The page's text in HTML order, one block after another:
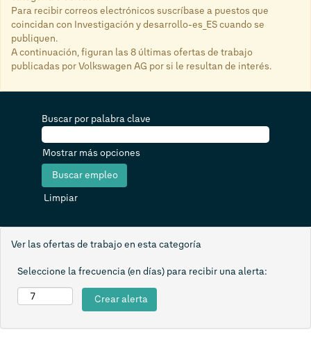
Para recibir correos electrónicos suscríbase a puestos que
coincidan con Investigación y desarrollo-es_ES cuando se
publiquen.
A continuación, figuran las 8 últimas ofertas de trabajo
publicadas por Volkswagen AG por si le resultan de interés.
Buscar por palabra clave
Mostrar más opciones
Limpiar
Ver las ofertas de trabajo en esta categoría
Seleccione la frecuencia (en días) para recibir una alerta: